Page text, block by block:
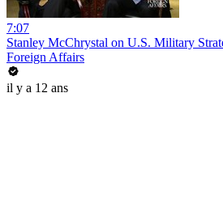
7:07
Stanley McChrystal on U.S. Military
Foreign Affairs
il y a 12 ans